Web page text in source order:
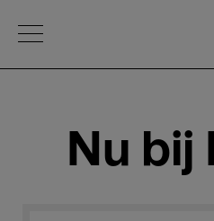
Open Menu
Nu bij